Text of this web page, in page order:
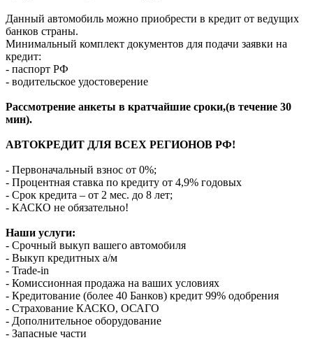
Данный автомобиль можно приобрести в кредит от ведущих
банков страны.
Минимальный комплект документов для подачи заявки на
кредит:
- паспорт РФ
- водительское удостоверение
Рассмотрение анкеты в кратчайшие сроки,(в течение 30
мин).
АВТОКРЕДИТ ДЛЯ ВСЕХ РЕГИОНОВ РФ!
- Первоначальный взнос от 0%;
- Процентная ставка по кредиту от 4,9% годовых
- Срок кредита – от 2 мес. до 8 лет;
- КАСКО не обязательно!
Наши услуги:
- Срочный выкуп вашего автомобиля
- Выкуп кредитных а/м
- Trade-in
- Комиссионная продажа на ваших условиях
- Кредитование (более 40 Банков) кредит 99% одобрения
- Страхование КАСКО, ОСАГО
- Дополнительное оборудование
- Запасные части